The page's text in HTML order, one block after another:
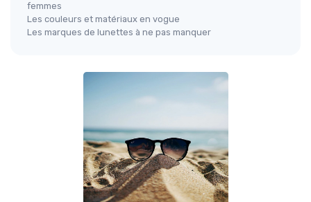
femmes
Les couleurs et matériaux en vogue
Les marques de lunettes à ne pas manquer